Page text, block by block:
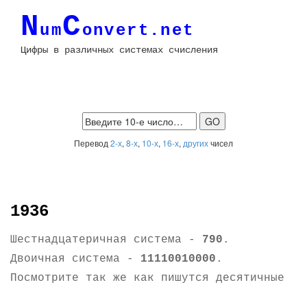
NumConvert.net
Цифры в различных системах счисления
Перевод 2-х, 8-х, 10-х, 16-х, другихчисел
1936
Шестнадцатеричная система - 790 .
Двоичная система - 11110010000 .
Посмотрите так же как пишутся десятичные